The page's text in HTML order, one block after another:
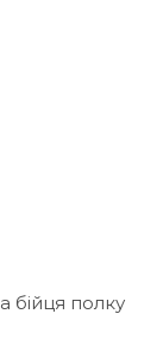
бійця полку